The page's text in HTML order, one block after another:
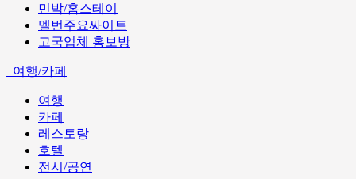
민박/홈스테이
멜번주요싸이트
고국업체 홍보방
여행/카페
여행
카페
레스토랑
호텔
전시/공연